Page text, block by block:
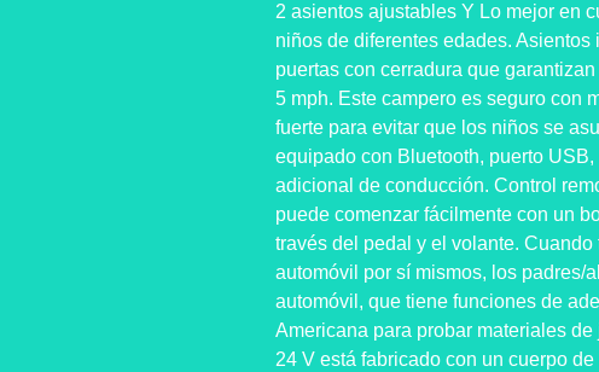
2 asientos ajustables Y Lo mejor en
niños de diferentes edades.
puertas con cerradura que
5 mph. Este campero es seguro con
fuerte para evitar que los niños se
equipado con Bluetooth, puerto
adicional de conducción. Control
puede comenzar fácilmente con un
través del pedal y el volante.
automóvil por sí mismos, los padres/
automóvil, que tiene funciones de
Americana para probar materiales
24 V está fabricado con un cuerpo